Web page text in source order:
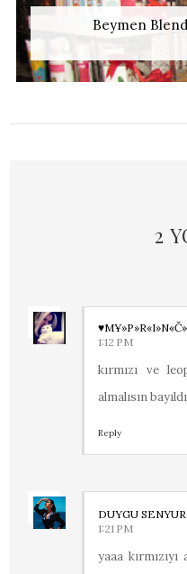
2
1:12 PM
kırmızı ve
almalısın
Reply
DUYGU
1:21 PM
yaaa